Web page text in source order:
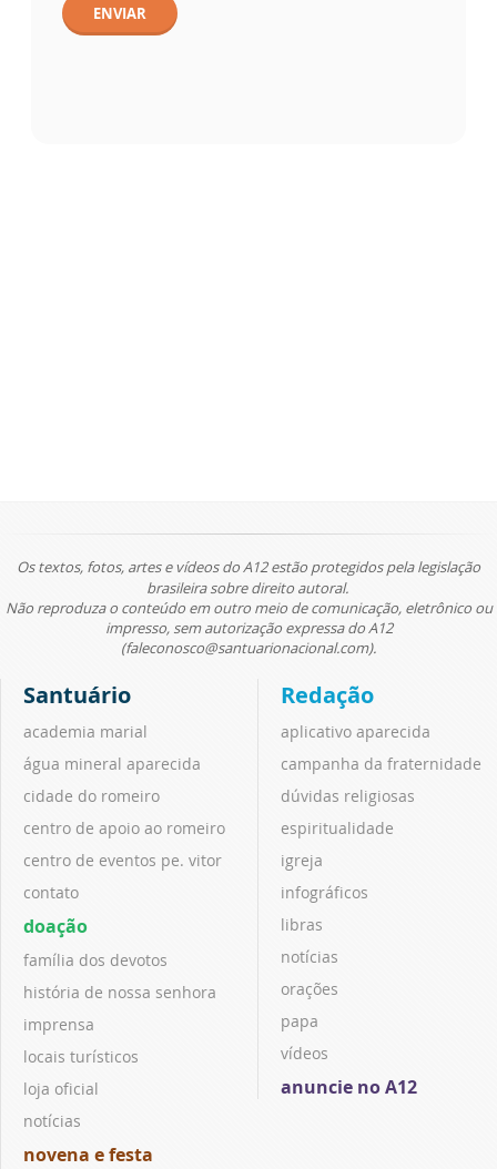
ENVIAR
Os textos, fotos, artes e vídeos do A12 estão protegidos pela legislação
brasileira sobre direito autoral.
Não reproduza o conteúdo em outro meio de comunicação, eletrônico ou
impresso, sem autorização expressa do A12
(faleconosco@santuarionacional.com).
Santuário
academia marial
água mineral aparecida
cidade do romeiro
centro de apoio ao romeiro
centro de eventos pe. vitor
contato
doação
família dos devotos
história de nossa senhora
imprensa
locais turísticos
loja oficial
notícias
novena e festa
Redação
aplicativo aparecida
campanha da fraternidade
dúvidas religiosas
espiritualidade
igreja
infográficos
libras
notícias
orações
papa
vídeos
anuncie no A12